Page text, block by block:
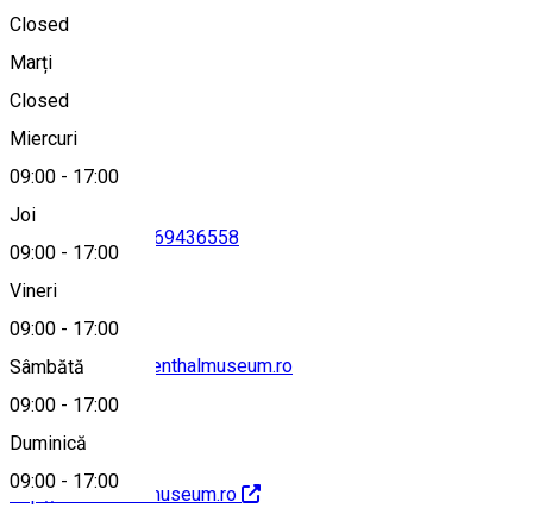
Closed
Marți
Closed
Miercuri
09:00 - 17:00
Joi
09:00 - 17:00
Vineri
09:00 - 17:00
Sâmbătă
09:00 - 17:00
Duminică
09:00 - 17:00
2, Sibiu, România
Hartă
0269436558
secretariat@brukenthalmuseum.ro
http://brukenthalmuseum.ro